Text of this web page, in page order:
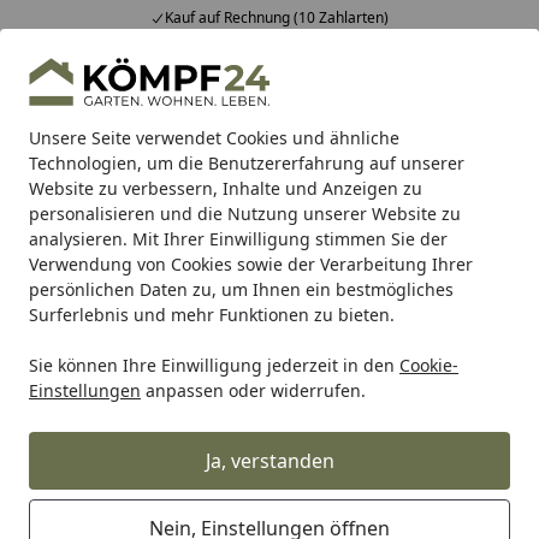
Unsere Seite verwendet Cookies und ähnliche
Technologien, um die Benutzererfahrung auf unserer
Website zu verbessern, Inhalte und Anzeigen zu
personalisieren und die Nutzung unserer Website zu
analysieren. Mit Ihrer Einwilligung stimmen Sie der
Verwendung von Cookies sowie der Verarbeitung Ihrer
persönlichen Daten zu, um Ihnen ein bestmögliches
Surferlebnis und mehr Funktionen zu bieten.
Sie können Ihre Einwilligung jederzeit in den Cookie-
Einstellungen anpassen oder widerrufen.
Ja, verstanden
Nein, Einstellungen öffnen
Kauf auf Rechnung (10 Zahlarten)
Alle Produkte
Mein Konto
Suchen
Startseite
Alles für den Garten Gartengeräte & Gartenmaschinen
Husqvarna Akku-Hochentaster
530iPT5 (536LiPT5)
(1 Bewertung)